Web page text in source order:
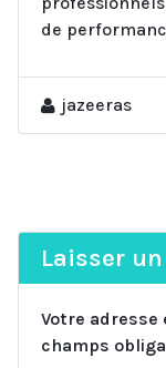
de
jazeeras
Laisser
Votre adresse
champs